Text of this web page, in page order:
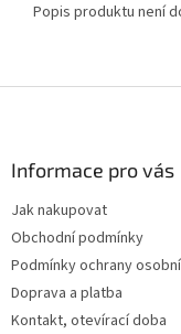
Popis produktu není
Informace pro vás
Jak nakupovat
Obchodní podmínky
Podmínky ochrany
Doprava a platba
Kontakt, otevírací doba